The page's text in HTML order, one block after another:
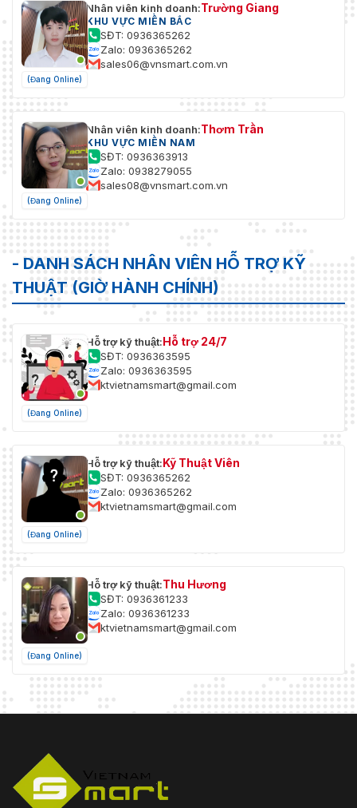
(Đang Online)
Nhân viên kinh doanh:Trường Giang
KHU VỰC MIỀN BẮC
SĐT: 0936365262
Zalo: 0936365262
sales06@vnsmart.com.vn
(Đang Online)
Nhân viên kinh doanh:Thơm Trần
KHU VỰC MIỀN NAM
SĐT: 0936363913
Zalo: 0938279055
sales08@vnsmart.com.vn
- DANH SÁCH NHÂN VIÊN HỖ TRỢ KỸ
THUẬT (GIỜ HÀNH CHÍNH)
(Đang Online)
Hỗ trợ kỹ thuật:Hỗ trợ 24/7
SĐT: 0936363595
Zalo: 0936363595
ktvietnamsmart@gmail.com
(Đang Online)
Hỗ trợ kỹ thuật:Kỹ Thuật Viên
SĐT: 0936365262
Zalo: 0936365262
ktvietnamsmart@gmail.com
(Đang Online)
Hỗ trợ kỹ thuật:Thu Hương
SĐT: 0936361233
Zalo: 0936361233
ktvietnamsmart@gmail.com